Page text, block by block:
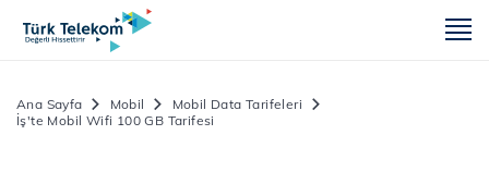
Ana Sayfa Mobil
Mobil Data Tarifeleri
İş'te Mobil Wifi 100 GB Tarifesi